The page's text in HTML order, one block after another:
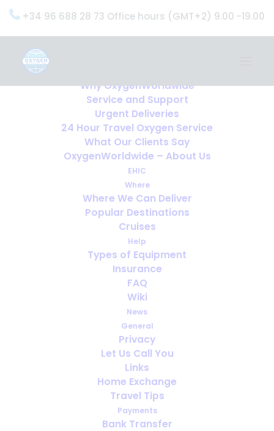
+34 96 688 28 73 Office hours (GMT+2) 9.00 -19.00
Why OxygenWorldwide
Service and Support
Urgent Deliveries
24 Hour Travel Oxygen Service
What Our Clients Say
OxygenWorldwide – About Us
EHIC
Where
Where We Can Deliver
Popular Destinations
Cruises
Help
Types of Equipment
Insurance
FAQ
Wiki
News
General
Privacy
Let Us Call You
Links
Home Exchange
Travel Tips
Payments
Bank Transfer
Häufig gestellte Fragen zu
Sauerstoffreisen, die wir
wöchentlich beantworten:
Klare Antworten, kein
Fachjargon
SEPTEMBER 12, 2025 | INDEUTSCH